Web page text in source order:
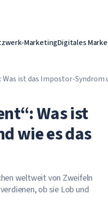
MarketingDigitales
ist das Impostor-Syndrom
Was ist
wie es das
weltweit von Zweifeln
ob sie Lob und